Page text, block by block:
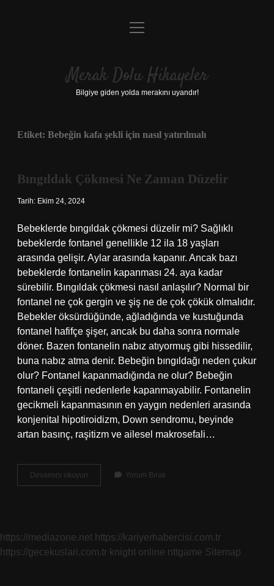
Anasayfa
Yasal Uyarı
menüyü
Merak Dolu Hikayeler
Bilgiye giden yolda merakını uyandır!
Etiket: Bebeğin kafa şekli için nasıl yatırılmalı
Bıngıldak Çökmesi Ne Zaman Düzelir
Tarih: Ekim 24, 2024
Bebeklerde bıngıldak çökmesi düzelir mi? Sağlıklı
bebeklerde fontanel genellikle 12 ila 18 yaşları
arasında gelişir. Aylar arasında kapanır. Ancak bazı
bebeklerde fontanelin kapanması 24. aya kadar
sürebilir. Bıngıldak çökmesi nasıl anlaşılır? Normal bir
fontanel ne çok gergin ve şiş ne de çok çökük olmalıdır.
Bebekler öksürdüğünde, ağladığında ve kustuğunda
fontanel hafifçe şişer, ancak bu daha sonra normale
döner. Bazen fontanelin nabız atıyormuş gibi hissedilir,
buna nabız atma denir. Bebeğin bıngıldağı neden çukur
olur? Fontanel kapanmadığında ne olur? Bebeğin
fontaneli çeşitli nedenlerle kapanmayabilir. Fontanelin
gecikmeli kapanmasının en yaygın nedenleri arasında
konjenital hipotiroidizm, Down sendromu, beyinde
artan basınç, raşitizm ve ailesel makrosefali…
Devamını okuyun Bıngıldak
Çökmesi
Yorum Bırak
https://mediazone.net https://kariyerhabercisi.com.tr
https://gecekuslari.com.tr knight online nttgame Sitemap